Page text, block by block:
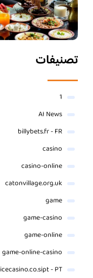
تصنيفات
1
AI News
billybets.fr - FR
casino
casino-online
catonvillage.org.uk
game
game-casino
game-online
game-online-casino
icecasino.co.sipt - PT